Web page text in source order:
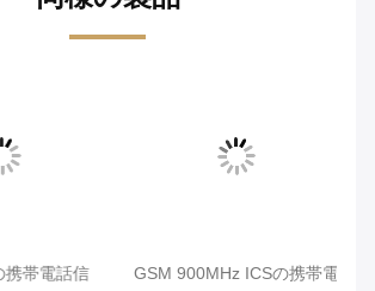
帯電話信
GSM 900MHz ICSの携帯電